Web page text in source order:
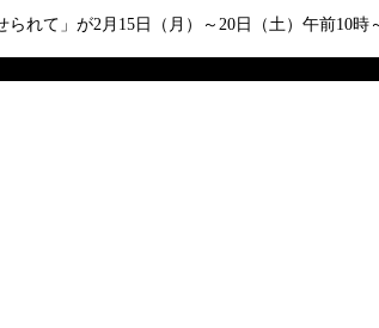
れて」が2月15日（月）～20日（土）午前10